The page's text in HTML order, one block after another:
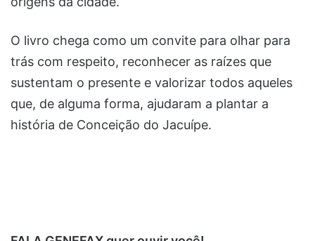
O livro chega como um convite para olhar para
trás com respeito, reconhecer as raízes que
sustentam o presente e valorizar todos aqueles
que, de alguma forma, ajudaram a plantar a
história de Conceição do Jacuípe.